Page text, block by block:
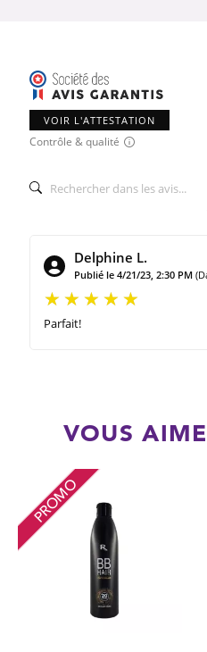
VOIR L'ATTESTATION
Contrôle & qualité
Delphine L.
Publié le 4/21/23, 2:30 PM
Parfait!
VOUS
PROMO